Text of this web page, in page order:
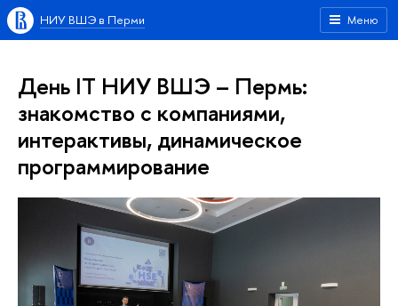
Меню
НИУ ВШЭ в Перми
День IT НИУ ВШЭ – Пермь:
знакомство с компаниями,
интерактивы, динамическое
программирование